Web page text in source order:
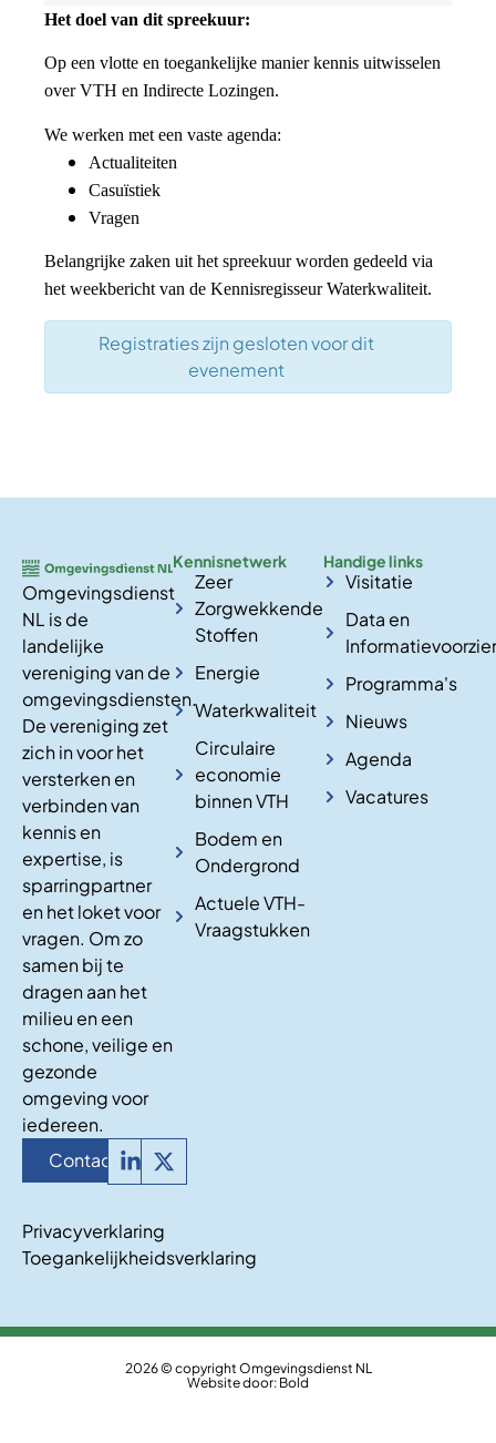
Het doel van dit spreekuur:
Op een vlotte en toegankelijke manier kennis uitwisselen
over VTH en Indirecte Lozingen.
We werken met een vaste agenda:
Actualiteiten
Casuïstiek
Vragen
Belangrijke zaken uit het spreekuur worden gedeeld via
het weekbericht van de Kennisregisseur Waterkwaliteit.
Registraties zijn gesloten voor dit
evenement
Omgevingsdienst
NL is de
landelijke
vereniging van de
omgevingsdiensten.
De vereniging zet
zich in voor het
versterken en
verbinden van
kennis en
expertise, is
sparringpartner
en het loket voor
vragen. Om zo
samen bij te
dragen aan het
milieu en een
schone, veilige en
gezonde
omgeving voor
iedereen.
Contact
Kennisnetwerk
Zeer
Zorgwekkende
Stoffen
Energie
Waterkwaliteit
Circulaire
economie
binnen VTH
Bodem en
Ondergrond
Actuele VTH-
Vraagstukken
Handige links
Visitatie
Data en
Programma's
Nieuws
Agenda
Vacatures
Privacyverklaring
Toegankelijkheidsverklaring
2026 © copyright Omgevingsdienst NL
Website door: Bold